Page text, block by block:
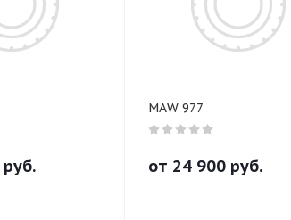
руб.
MAW 977
от 24 900 руб.